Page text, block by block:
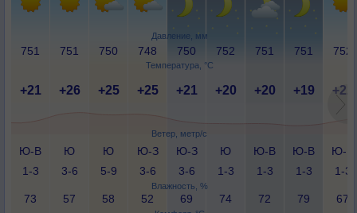
Давление, мм
Температура, °C
Ветер, метр/с
Влажность, %
751 751 750 748 750 752 751 751 752
+21 +26 +25 +25 +21 +20 +20 +19 +22
Ю-В
1-3
Ю
3-6
Ю
5-9
Ю-З
3-6
Ю-З
3-6
Ю
1-3
Ю-В
1-3
Ю-В
1-3
Ю-В
1-3
73 57 58 52 69 74 72 79 67